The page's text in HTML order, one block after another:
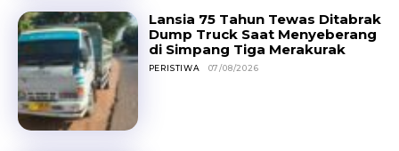
Lansia 75 Tahun Tewas Ditabrak
Dump Truck Saat Menyeberang
di Simpang Tiga Merakurak
PERISTIWA 07/08/2026